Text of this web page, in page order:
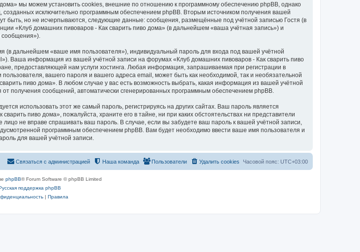
мы можем установить cookies, внешние по отношению к программному обеспечению phpBB, однако
созданных исключительно программным обеспечением phpBB. Вторым источником получения вашей
но не исчерпываются, следующие данные: сообщения, размещённые под учётной записью Гостя (в
«Клуб домашних пивоваров - Как cварить пиво дома» (в дальнейшем «ваша учётная запись») и
(в дальнейшем «ваше имя пользователя»), индивидуальный пароль для входа под вашей учётной
Ваша информация из вашей учётной записи на форумах «Клуб домашних пивоваров - Как cварить пиво
предоставляющей нам услуги хостинга. Любая информация, запрашиваемая при регистрации в
вашего пароля и вашего адреса email, может быть как необходимой, так и необязательной
пиво дома». В любом случае у вас есть возможность выбрать, какая информация из вашей учётной
от получения сообщений, автоматически сгенерированных программным обеспечением phpBB.
использовать этот же самый пароль, регистрируясь на других сайтах. Ваш пароль является
пиво дома», пожалуйста, храните его в тайне, ни при каких обстоятельствах ни представители
не вправе спрашивать ваш пароль. В случае, если вы забудете ваш пароль к вашей учётной записи,
программным обеспечением phpBB. Вам будет необходимо ввести ваше имя пользователя и
для вашей учётной записи.
Часовой пояс: UTC+03:00
Удалить cookies
Пользователи
Наша команда
Связаться с администрацией
phpBB® Forum Software © phpBB Limited
поддержка phpBB
| Правила